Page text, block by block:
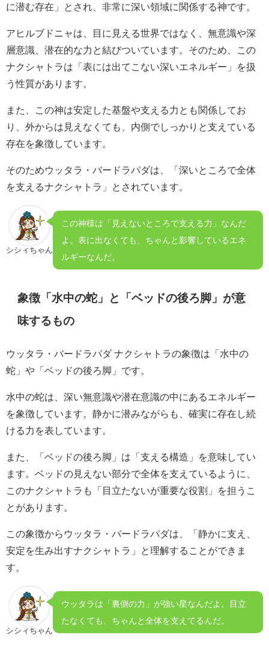
に潜む存在」とされ、非常に深い領域に関係する神です。
アヒルブドニャは、目に見える世界ではなく、無意識や深
層意識、潜在的な力と結びついています。そのため、この
ナクシャトラは「表には出てこない深いエネルギー」を扱
う性質があります。
また、この神は安定した基盤や支える力とも関係してお
り、外からは見えなくても、内側でしっかりと支えている
存在を象徴しています。
そのためウッタラ・バードラパダは、「深いところで全体
を支えるナクシャトラ」とされています。
シシィちゃん
この神様は「見えないところで支える力」なんだ
よ。表に出なくても、ちゃんと影響しているエネ
ルギーなんだ。
象徴「水中の蛇」と「ベッドの後ろ脚」が意
味するもの
ウッタラ・バードラパダ ナクシャトラの象徴は「水中の
蛇」や「ベッドの後ろ脚」です。
水中の蛇は、深い無意識や潜在意識の中にあるエネルギー
を象徴しています。静かに潜みながらも、確実に存在し続
ける力を表しています。
また、「ベッドの後ろ脚」は「支える構造」を意味してい
ます。ベッドの見えない部分で全体を支えているように、
このナクシャトラも「目立たないが重要な役割」を担うこ
とがあります。
この象徴からウッタラ・バードラパダは、「静かに支え、
安定を生み出すナクシャトラ」と理解することができま
す。
シシィちゃん
ウッタラは「裏側の力」が強い星なんだよ。目立
たなくても、ちゃんと全体を支えてるんだ。